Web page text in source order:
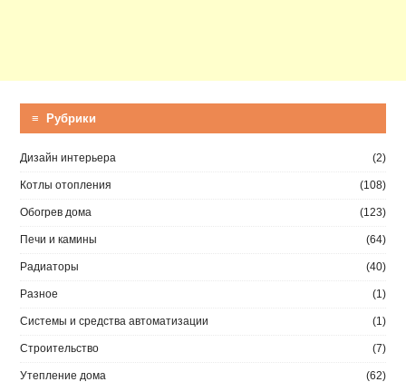
≡ Рубрики
Дизайн интерьера (2)
Котлы отопления (108)
Обогрев дома (123)
Печи и камины (64)
Радиаторы (40)
Разное (1)
Системы и средства автоматизации (1)
Строительство (7)
Утепление дома (62)